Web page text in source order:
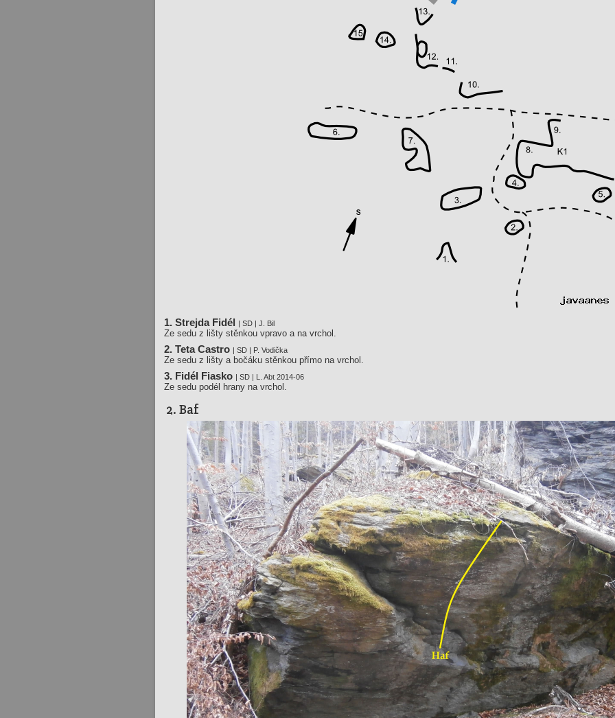
1. Strejda Fidél | SD | J. Bil
Ze sedu z lišty stěnkou vpravo a na vrchol.
2. Teta Castro | SD | P. Vodička
Ze sedu z lišty a bočáku stěnkou přímo na vrchol.
3. Fidél Fiasko | SD | L. Abt 2014-06
Ze sedu podél hrany na vrchol.
2. Baf